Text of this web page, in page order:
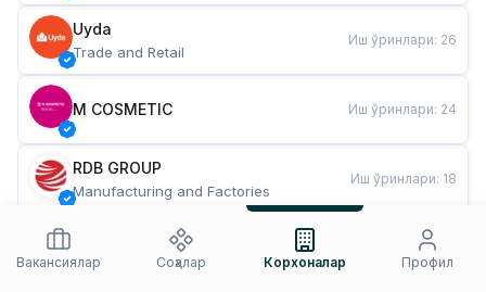
Uyda
Trade and Retail
Иш ўринлари: 26
M COSMETIC Иш ўринлари: 24
RDB GROUP
Manufacturing and Factories
Иш ўринлари: 18
Restaurants and Fast Food
Иш ўринлари
Вакансиялар
Соҳалар Корхоналар Профил